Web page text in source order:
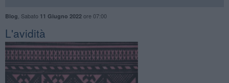
Blog Sabato 11 Giugno 2022ore 07:00
L'avidità